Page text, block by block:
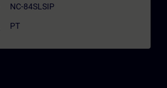
NC-84SLSIP
PT